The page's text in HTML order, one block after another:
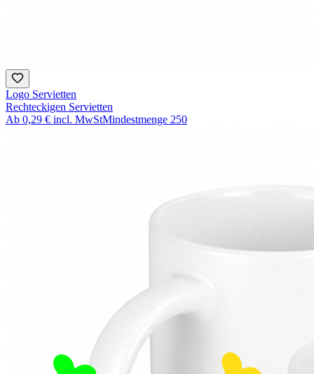
Logo Servietten
Rechteckigen Servietten
Ab 0,29 € incl. MwStMindestmenge 250